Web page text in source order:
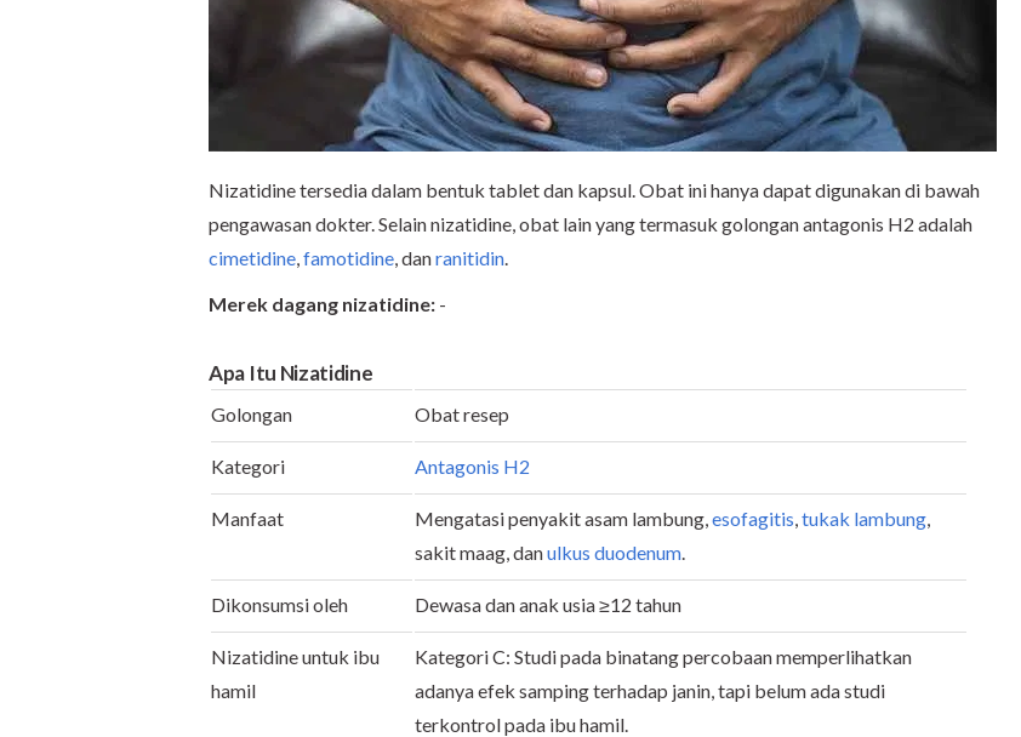
Nizatidine tersedia dalam bentuk tablet dan kapsul. Obat ini hanya dapat digunakan di bawah
pengawasan dokter. Selain nizatidine, obat lain yang termasuk golongan antagonis H2 adalah
cimetidine,famotidine, danranitidin.
Merek dagang nizatidine: -
Apa Itu Nizatidine
Golongan Obat resep
Kategori Antagonis H2
Manfaat Mengatasi penyakit asam lambung,esofagitis,tukak lambung,
sakit maag, danulkus duodenum.
Dikonsumsi oleh Dewasa dan anak usia ≥12 tahun
Nizatidine untuk ibu
hamil
Kategori C: Studi pada binatang percobaan memperlihatkan
adanya efek samping terhadap janin, tapi belum ada studi
terkontrol pada ibu hamil.